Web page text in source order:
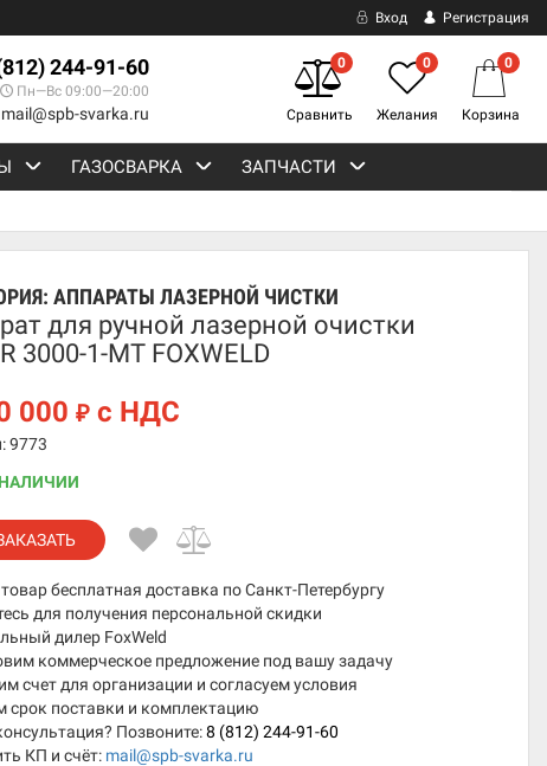
Вход Регистрация
244-91-60
Пн—Вс 09:00—20:00
mail@spb-svarka.ru
0
Сравнить
0
Желания
0
Корзина
ГАЗОСВАРКА ЗАПЧАСТИ
АППАРАТЫ ЛАЗЕРНОЙ ЧИСТКИ
для ручной лазерной очистки
3000-1-МТ FOXWELD
000₽ с НДС
9773
бесплатная доставка по Санкт-Петербургу
для получения персональной скидки
дилер FoxWeld
коммерческое предложение под вашу задачу
счет для организации и согласуем условия
срок поставки и комплектацию
Позвоните:8 (812) 244-91-60
КП и счёт: mail@spb-svarka.ru